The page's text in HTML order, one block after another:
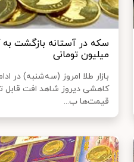
میلیون تومانی
بازار طلا امروز (سه‌شنبه) در
کاهشی دیروز شاهد افت قابل
قیمت‌ها ب...